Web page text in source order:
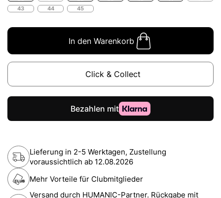
43
44 45
In den Warenkorb
Click & Collect
Lieferung in 2-5 Werktagen, Zustellung
voraussichtlich ab 12.08.2026
Mehr Vorteile für Clubmitglieder
Versand durch HUMANIC-Partner. Rückgabe mit